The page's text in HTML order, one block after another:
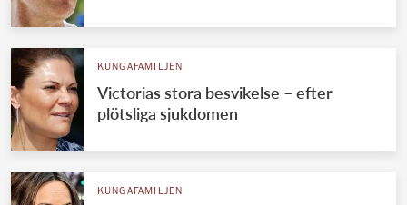
KUNGAFAMILJEN
Victorias stora besvikelse – efter
plötsliga sjukdomen
KUNGAFAMILJEN